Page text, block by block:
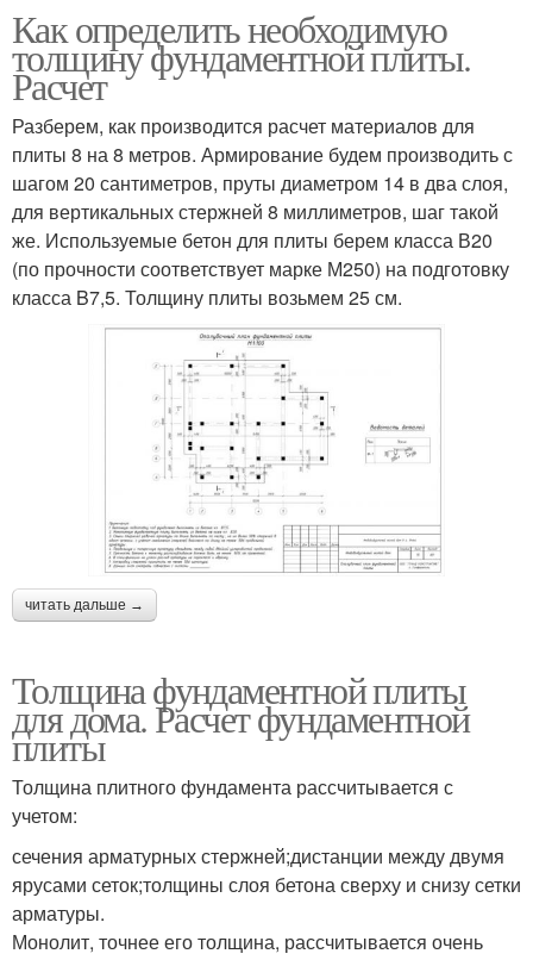
Как определить необходимую
толщину фундаментной плиты.
Расчет
Разберем, как производится расчет материалов для
плиты 8 на 8 метров. Армирование будем производить с
шагом 20 сантиметров, пруты диаметром 14 в два слоя,
для вертикальных стержней 8 миллиметров, шаг такой
же. Используемые бетон для плиты берем класса В20
(по прочности соответствует марке М250) на подготовку
класса B7,5. Толщину плиты возьмем 25 см.
читать дальше →
Толщина фундаментной плиты
для дома. Расчет фундаментной
плиты
Толщина плитного фундамента рассчитывается с
учетом:
сечения арматурных стержней;дистанции между двумя
ярусами сеток;толщины слоя бетона сверху и снизу сетки
арматуры.
Монолит, точнее его толщина, рассчитывается очень